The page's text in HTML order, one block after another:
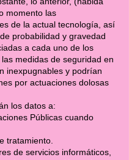
momento las
de la actual tecnología, así
probabilidad y gravedad
a cada uno de los
medidas de seguridad en
inexpugnables y podrían
por actuaciones dolosas
los datos a:
Públicas cuando
tratamiento.
de servicios informáticos,